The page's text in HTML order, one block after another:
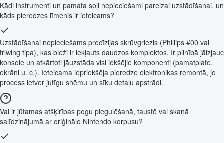
Kādi instrumenti un pamata soļi nepieciešami pareizai uzstādīšanai, un
kāds pieredzes līmenis ir ieteicams?
Uzstādīšanai nepieciešams precīzijas skrūvgriezis (Phillips #00 vai
triwing tipa), kas bieži ir iekļauts daudzos komplektos. Ir pilnībā jāizjauc
konsole un atkārtoti jāuzstāda visi iekšējie komponenti (pamatplate,
ekrāni u. c.). Ieteicama iepriekšēja pieredze elektronikas remontā, jo
process ietver jutīgu shēmu un sīku detaļu apstrādi.
Vai ir jūtamas atšķirības pogu piegulēšanā, taustē vai skaņā
salīdzinājumā ar oriģinālo Nintendo korpusu?